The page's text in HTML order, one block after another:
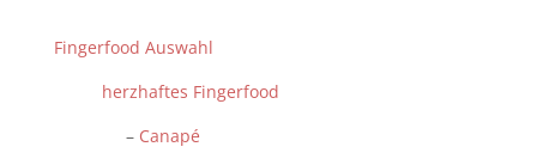
Fingerfood Auswahl
herzhaftes Fingerfood
– Canapé